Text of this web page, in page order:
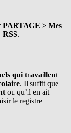
PARTAGE > Mes
RSS.
qui travaillent
. Il suffit que
ou qu’il en ait
le registre.